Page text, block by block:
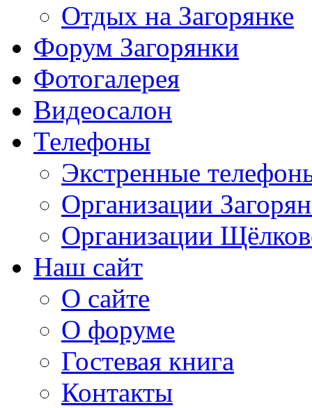
Отдых на Загорянке
Форум Загорянки
Фотогалерея
Видеосалон
Телефоны
Экстренные
Организации
Организации
Наш сайт
О сайте
О форуме
Гостевая книга
Контакты